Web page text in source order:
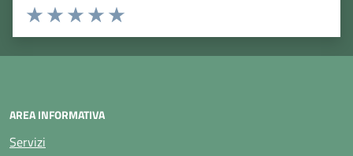
Rating:
Valuta 5 stelle su 5
Valuta 4 stelle su 5
Valuta 3 stelle su 5
Valuta 2 stelle su 5
Valuta 1 stelle su 5
AREA INFORMATIVA
Servizi